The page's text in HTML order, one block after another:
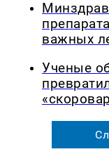
важных
Ученые